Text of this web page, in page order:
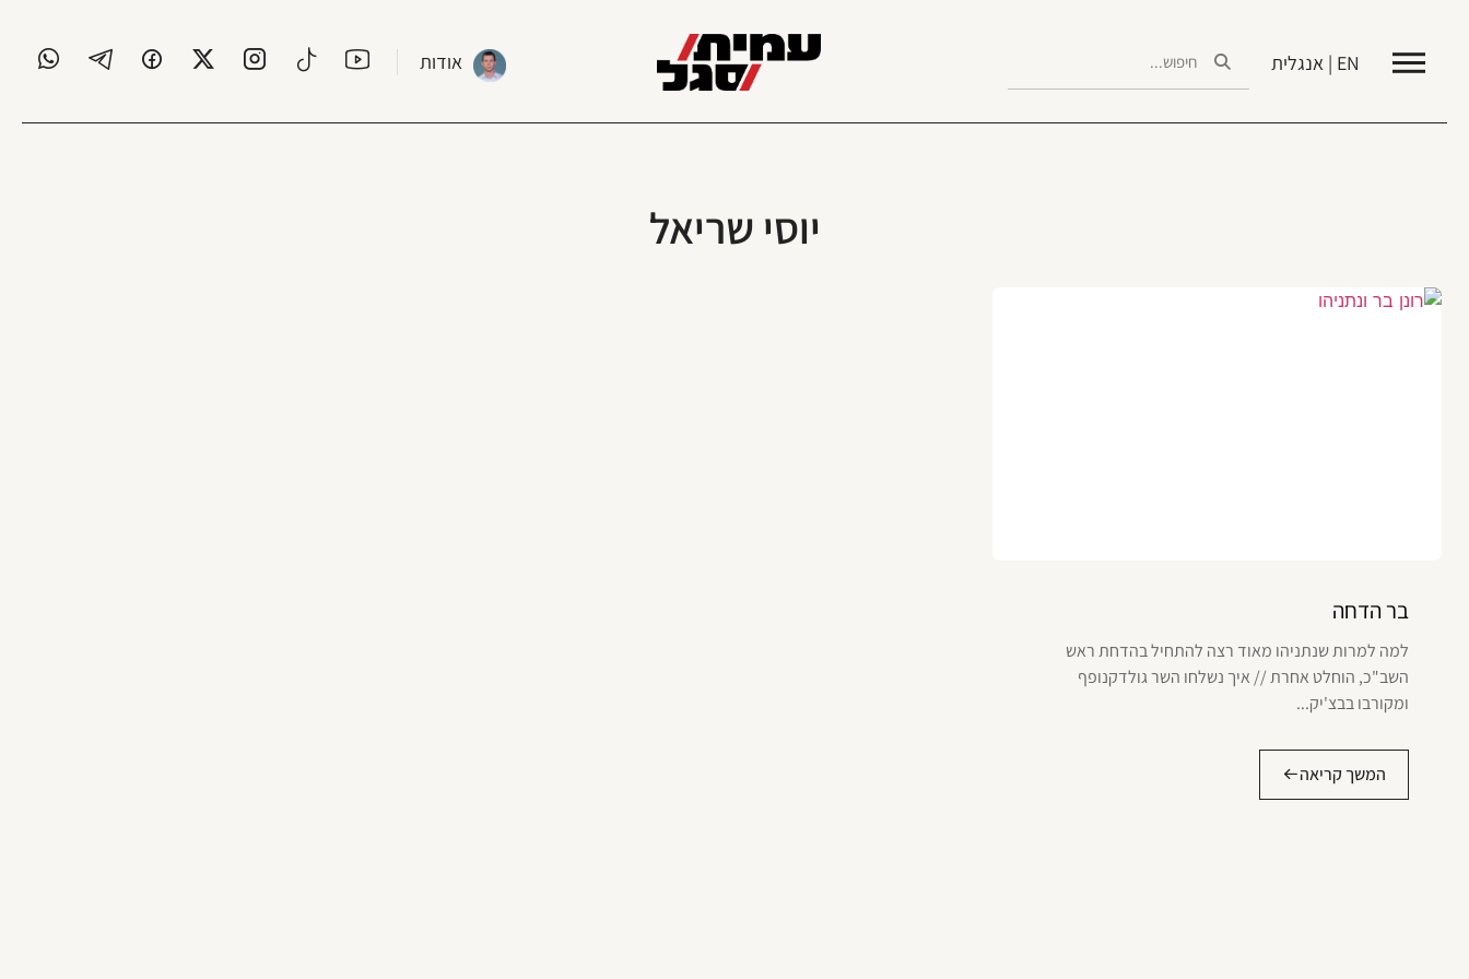
EN | אנגלית אודות
יוסי שריאל
בר הדחה
למה למרות שנתניהו מאוד רצה להתחיל בהדחת ראש
השב"כ, הוחלט אחרת // איך נשלחו השר גולדקנופף
ומקורבו בבצ'יק...
המשך קריאה